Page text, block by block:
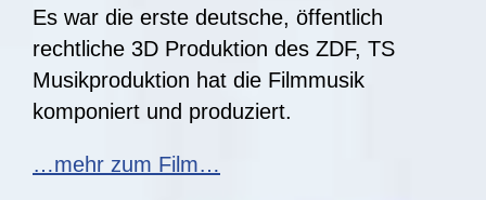
Es war die erste deutsche, öffentlich
rechtliche 3D Produktion des ZDF, TS
Musikproduktion hat die Filmmusik
komponiert und produziert.
…mehr zum Film…